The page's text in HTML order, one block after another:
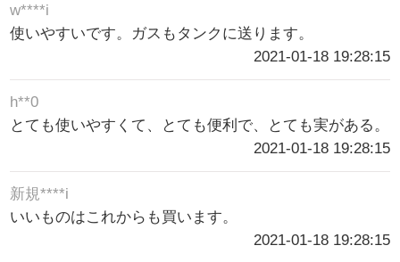
w****i
使いやすいです。ガスもタンクに送ります。
2021-01-18 19:28:15
h**0
とても使いやすくて、とても便利で、とても実がある。
2021-01-18 19:28:15
新規****i
いいものはこれからも買います。
2021-01-18 19:28:15